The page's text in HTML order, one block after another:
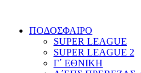
ΠΟΔΟΣΦΑΙΡΟ
SUPER LEAGUE
SUPER LEAGUE 2
Γ΄ ΕΘΝΙΚΗ